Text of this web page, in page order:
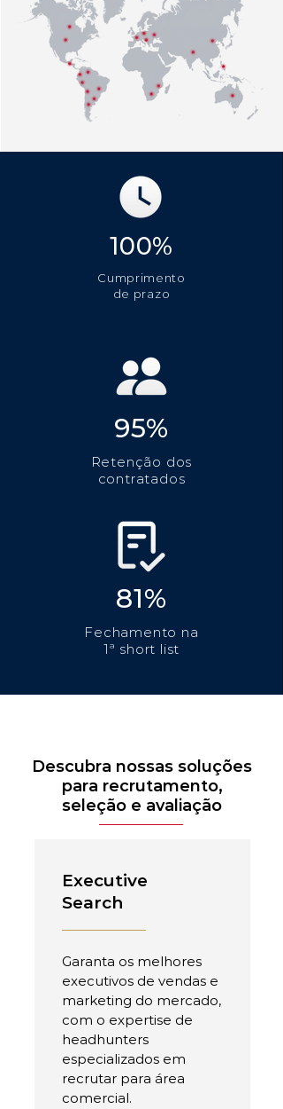
100%
Cumprimento
de prazo
95%
Retenção dos
contratados
81%
Fechamento na
1ª short list
Descubra nossas soluções
para recrutamento,
seleção e avaliação
Executive
Search
Garanta os melhores
executivos de vendas e
marketing do mercado,
com o expertise de
headhunters
especializados em
recrutar para área
comercial.